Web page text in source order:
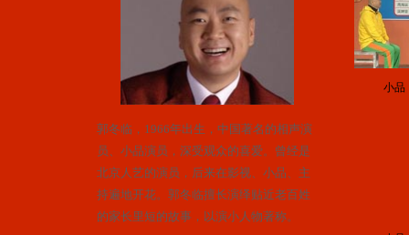
郭冬临，1966年出生，中国著名的相声演
员、小品演员，深受观众的喜爱。曾经是
北京人艺的演员，后来在影视、小品、主
持遍地开花。郭冬临擅长演绎贴近老百姓
的家长里短的故事，以演小人物著称。
小品